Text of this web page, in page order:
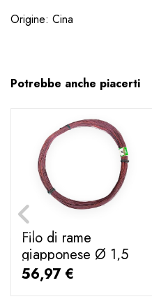
Origine: Cina
Potrebbe anche piacerti
Filo di rame
giapponese Ø 1,5
mm - 1000 g
56,97 €